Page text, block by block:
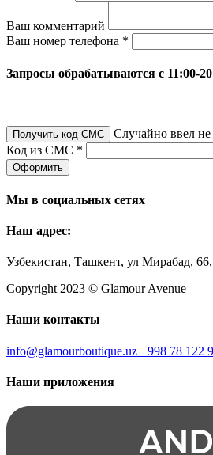
Ваш комментарий
Ваш номер телефона *
Запросы обрабатываются с 11:00-
Получить код СМС
Случайно ввел
Код из СМС *
Оформить
Мы в социальных сетях
Наш адрес:
Узбекистан, Ташкент, ул Мирабад,
Copyright 2023 © Glamour Avenue
Наши контакты
info@glamourboutique.uz +998 78 122
Наши приложения